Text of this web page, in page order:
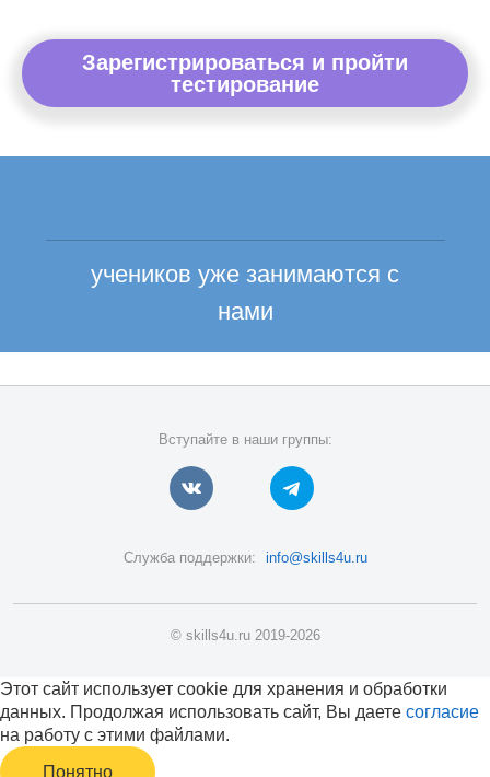
Зарегистрироваться и пройти
тестирование
учеников уже занимаются с
нами
Вступайте в наши группы:
Служба поддержки: info@skills4u.ru
© skills4u.ru 2019-2026
Этот сайт использует cookie для хранения и обработки
данных. Продолжая использовать сайт, Вы даете согласие
на работу с этими файлами.
Понятно